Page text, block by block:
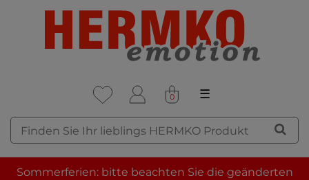
0 ☰
Sommerferien: bitte beachten Sie die geänderten